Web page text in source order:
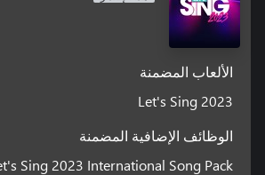
الألعاب المضمنة
Let's Sing 2023
الوظائف الإضافية المضمنة
Sing 2023 International Song Pack